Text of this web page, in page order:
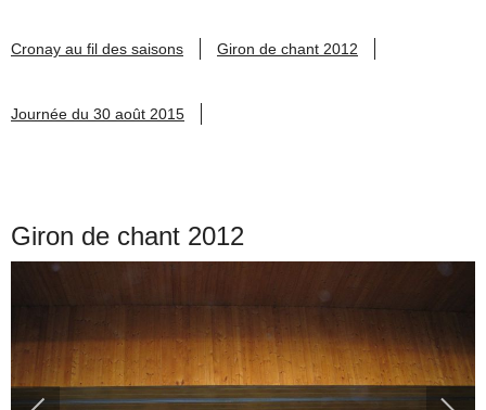
Cronay au fil des saisons Giron de chant 2012
Journée du 30 août 2015
Giron de chant 2012